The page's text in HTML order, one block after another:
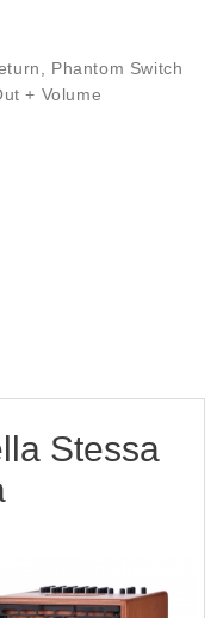
Phantom Switch
+ Volume
Stessa